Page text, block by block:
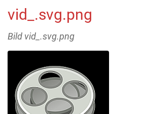
vid_.svg.png
Bild vid_.svg.png